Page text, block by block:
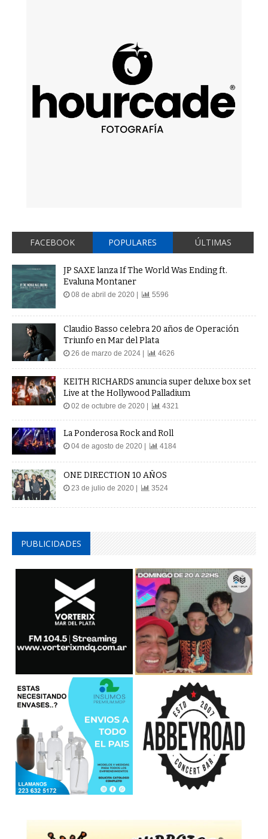
FACEBOOK POPULARES ÚLTIMAS
JP SAXE lanza If The World Was Ending ft.
Evaluna Montaner
08 de abril de 2020 | 5596
Claudio Basso celebra 20 años de Operación
Triunfo en Mar del Plata
26 de marzo de 2024 | 4626
KEITH RICHARDS anuncia super deluxe box set
Live at the Hollywood Palladium
02 de octubre de 2020 | 4321
La Ponderosa Rock and Roll
04 de agosto de 2020 | 4184
ONE DIRECTION 10 AÑOS
23 de julio de 2020 | 3524
PUBLICIDADES